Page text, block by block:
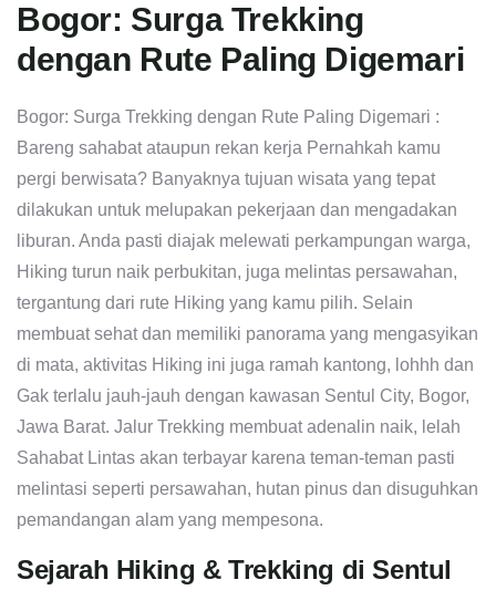
Bogor: Surga Trekking
dengan Rute Paling Digemari
Bogor: Surga Trekking dengan Rute Paling Digemari :
Bareng sahabat ataupun rekan kerja Pernahkah kamu
pergi berwisata? Banyaknya tujuan wisata yang tepat
dilakukan untuk melupakan pekerjaan dan mengadakan
liburan. Anda pasti diajak melewati perkampungan warga,
Hiking turun naik perbukitan, juga melintas persawahan,
tergantung dari rute Hiking yang kamu pilih. Selain
membuat sehat dan memiliki panorama yang mengasyikan
di mata, aktivitas Hiking ini juga ramah kantong, lohhh dan
Gak terlalu jauh-jauh dengan kawasan Sentul City, Bogor,
Jawa Barat. Jalur Trekking membuat adenalin naik, lelah
Sahabat Lintas akan terbayar karena teman-teman pasti
melintasi seperti persawahan, hutan pinus dan disuguhkan
pemandangan alam yang mempesona.
Sejarah Hiking & Trekking di Sentul